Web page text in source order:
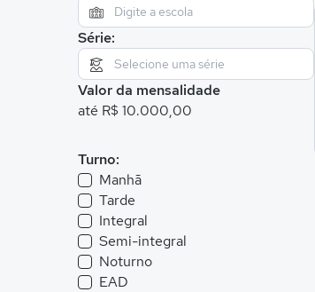
Série:
Valor da mensalidade
até R$ 10.000,00
Turno:
Manhã
Tarde
Integral
Semi-integral
Noturno
EAD